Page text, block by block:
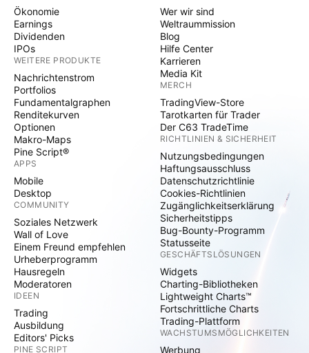
Ökonomie
Earnings
Dividenden
IPOs
WEITERE PRODUKTE
Nachrichtenstrom
Portfolios
Fundamentalgraphen
Renditekurven
Optionen
Makro-Maps
Pine Script®
APPS
Mobile
Desktop
COMMUNITY
Soziales Netzwerk
Wall of Love
Einem Freund empfehlen
Urheberprogramm
Hausregeln
Moderatoren
IDEEN
Trading
Ausbildung
Editors' Picks
PINE SCRIPT
Wer wir sind
Weltraummission
Blog
Hilfe Center
Karrieren
Media Kit
MERCH
TradingView-Store
Tarotkarten für Trader
Der C63 TradeTime
RICHTLINIEN & SICHERHEIT
Nutzungsbedingungen
Haftungsausschluss
Datenschutzrichtlinie
Cookies-Richtlinien
Zugänglichkeitserklärung
Sicherheitstipps
Bug-Bounty-Programm
Statusseite
GESCHÄFTSLÖSUNGEN
Widgets
Charting-Bibliotheken
Lightweight Charts™
Fortschrittliche Charts
Trading-Plattform
WACHSTUMSMÖGLICHKEITEN
Werbung